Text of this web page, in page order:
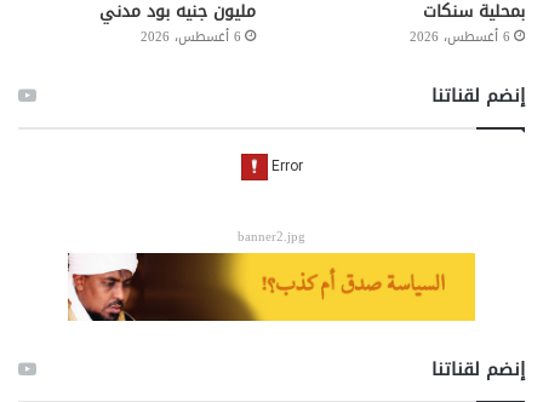
بمحلية سنكات
6 أغسطس، 2026
مليون جنيه بود مدني
6 أغسطس، 2026
إنضم لقناتنا
banner2.jpg
إنضم لقناتنا